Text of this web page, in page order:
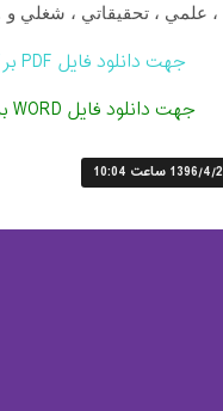
، علمي ، تحقيقاتي ،
جهت دانلود فایل PDF برگ درخواست همکاری اینجا کلیک نمایید
جهت دانلود فایل WORD برگ درخواست همکاری اینجا کلیک نمایید